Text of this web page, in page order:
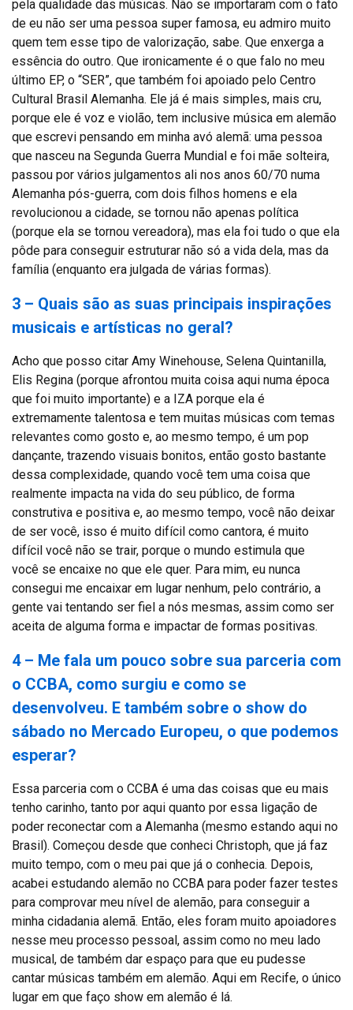
pela qualidade das músicas. Não se importaram com o fato
de eu não ser uma pessoa super famosa, eu admiro muito
quem tem esse tipo de valorização, sabe. Que enxerga a
essência do outro. Que ironicamente é o que falo no meu
último EP, o “SER”, que também foi apoiado pelo Centro
Cultural Brasil Alemanha. Ele já é mais simples, mais cru,
porque ele é voz e violão, tem inclusive música em alemão
que escrevi pensando em minha avó alemã: uma pessoa
que nasceu na Segunda Guerra Mundial e foi mãe solteira,
passou por vários julgamentos ali nos anos 60/70 numa
Alemanha pós-guerra, com dois filhos homens e ela
revolucionou a cidade, se tornou não apenas política
(porque ela se tornou vereadora), mas ela foi tudo o que ela
pôde para conseguir estruturar não só a vida dela, mas da
família (enquanto era julgada de várias formas).
3 – Quais são as suas principais inspirações
musicais e artísticas no geral?
Acho que posso citar Amy Winehouse, Selena Quintanilla,
Elis Regina (porque afrontou muita coisa aqui numa época
que foi muito importante) e a IZA porque ela é
extremamente talentosa e tem muitas músicas com temas
relevantes como gosto e, ao mesmo tempo, é um pop
dançante, trazendo visuais bonitos, então gosto bastante
dessa complexidade, quando você tem uma coisa que
realmente impacta na vida do seu público, de forma
construtiva e positiva e, ao mesmo tempo, você não deixar
de ser você, isso é muito difícil como cantora, é muito
difícil você não se trair, porque o mundo estimula que
você se encaixe no que ele quer. Para mim, eu nunca
consegui me encaixar em lugar nenhum, pelo contrário, a
gente vai tentando ser fiel a nós mesmas, assim como ser
aceita de alguma forma e impactar de formas positivas.
4 – Me fala um pouco sobre sua parceria com
o CCBA, como surgiu e como se
desenvolveu. E também sobre o show do
sábado no Mercado Europeu, o que podemos
esperar?
Essa parceria com o CCBA é uma das coisas que eu mais
tenho carinho, tanto por aqui quanto por essa ligação de
poder reconectar com a Alemanha (mesmo estando aqui no
Brasil). Começou desde que conheci Christoph, que já faz
muito tempo, com o meu pai que já o conhecia. Depois,
acabei estudando alemão no CCBA para poder fazer testes
para comprovar meu nível de alemão, para conseguir a
minha cidadania alemã. Então, eles foram muito apoiadores
nesse meu processo pessoal, assim como no meu lado
musical, de também dar espaço para que eu pudesse
cantar músicas também em alemão. Aqui em Recife, o único
lugar em que faço show em alemão é lá.